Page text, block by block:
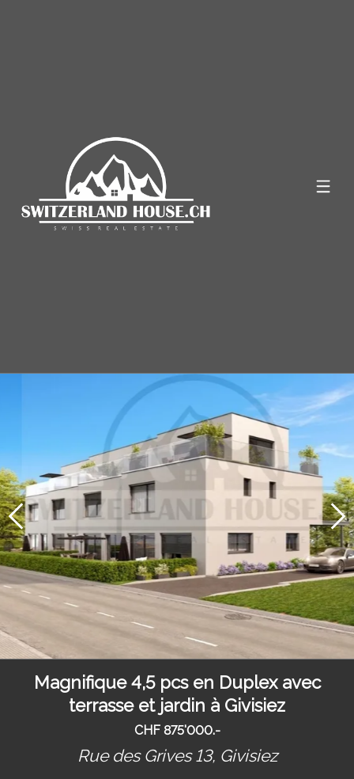
Magnifique 4,5 pcs en Duplex avec
terrasse et jardin à Givisiez
CHF 875'000.-
Rue des Grives 13, Givisiez